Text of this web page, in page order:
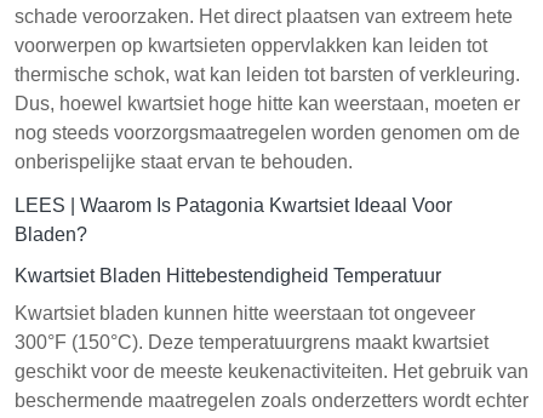
schade veroorzaken. Het direct plaatsen van extreem hete
voorwerpen op kwartsieten oppervlakken kan leiden tot
thermische schok, wat kan leiden tot barsten of verkleuring.
Dus, hoewel kwartsiet hoge hitte kan weerstaan, moeten er
nog steeds voorzorgsmaatregelen worden genomen om de
onberispelijke staat ervan te behouden.
LEES | Waarom Is Patagonia Kwartsiet Ideaal Voor
Bladen?
Kwartsiet Bladen Hittebestendigheid Temperatuur
Kwartsiet bladen kunnen hitte weerstaan tot ongeveer
300°F (150°C). Deze temperatuurgrens maakt kwartsiet
geschikt voor de meeste keukenactiviteiten. Het gebruik van
beschermende maatregelen zoals onderzetters wordt echter